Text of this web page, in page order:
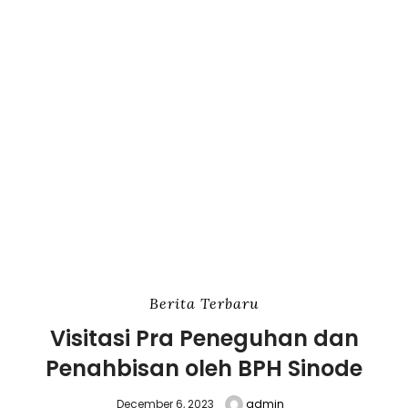
Berita Terbaru
Visitasi Pra Peneguhan dan
Penahbisan oleh BPH Sinode
December 6, 2023 admin